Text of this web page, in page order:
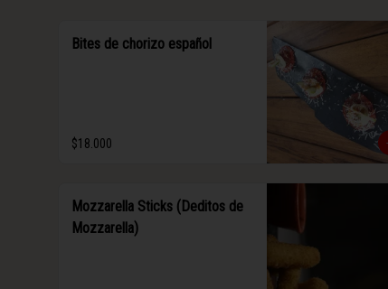
Bites de chorizo español
$18.000
Mozzarella Sticks (Deditos de
Mozzarella)